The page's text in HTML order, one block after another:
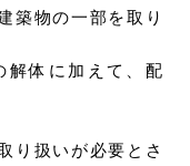
築物の一部を取り
解体に加えて、配
り扱いが必要とさ